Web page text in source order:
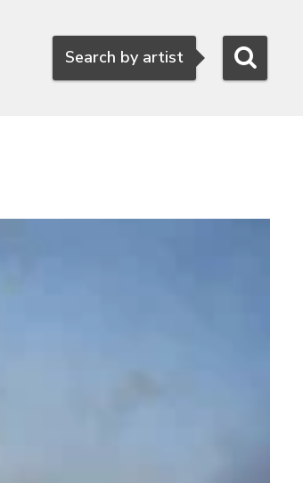
Search
Search by artist